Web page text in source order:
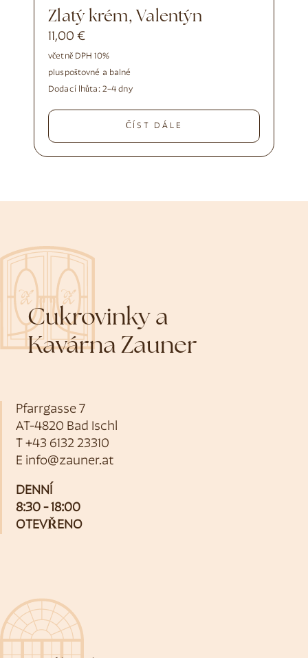
Zlatý krém, Valentýn
11,00€
včetně DPH 10%
pluspoštovné a balné
Dodací lhůta: 2–4 dny
ČÍST DÁLE
Cukrovinky a
Kavárna Zauner
Pfarrgasse 7
AT-4820 Bad Ischl
T +43 6132 23310
E info@zauner.at
DENNÍ
8:30 - 18:00
OTEVŘENO